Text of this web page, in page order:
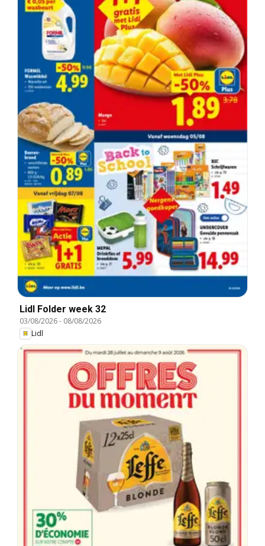
Lidl Folder week 32
03/08/2026- 08/08/2026
Lidl